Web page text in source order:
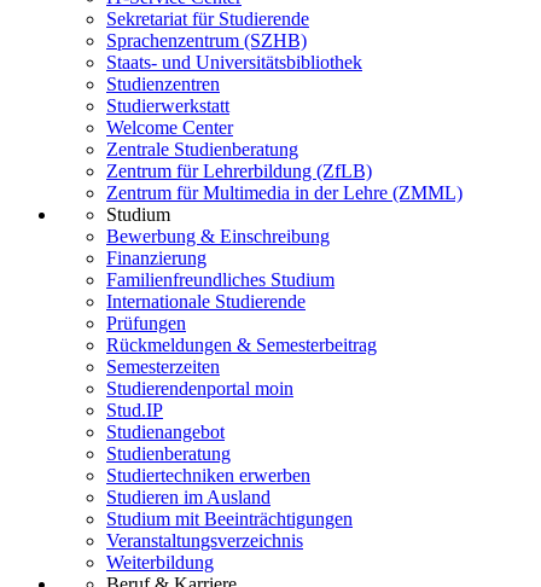
Sekretariat für Studierende
Sprachenzentrum (SZHB)
Staats- und Universitätsbibliothek
Studienzentren
Studierwerkstatt
Welcome Center
Zentrale Studienberatung
Zentrum für Lehrerbildung (ZfLB)
Zentrum für Multimedia in der Lehre (ZMML)
Studium
Bewerbung & Einschreibung
Finanzierung
Familienfreundliches Studium
Internationale Studierende
Prüfungen
Rückmeldungen & Semesterbeitrag
Semesterzeiten
Studierendenportal moin
Stud.IP
Studienangebot
Studienberatung
Studiertechniken erwerben
Studieren im Ausland
Studium mit Beeinträchtigungen
Veranstaltungsverzeichnis
Weiterbildung